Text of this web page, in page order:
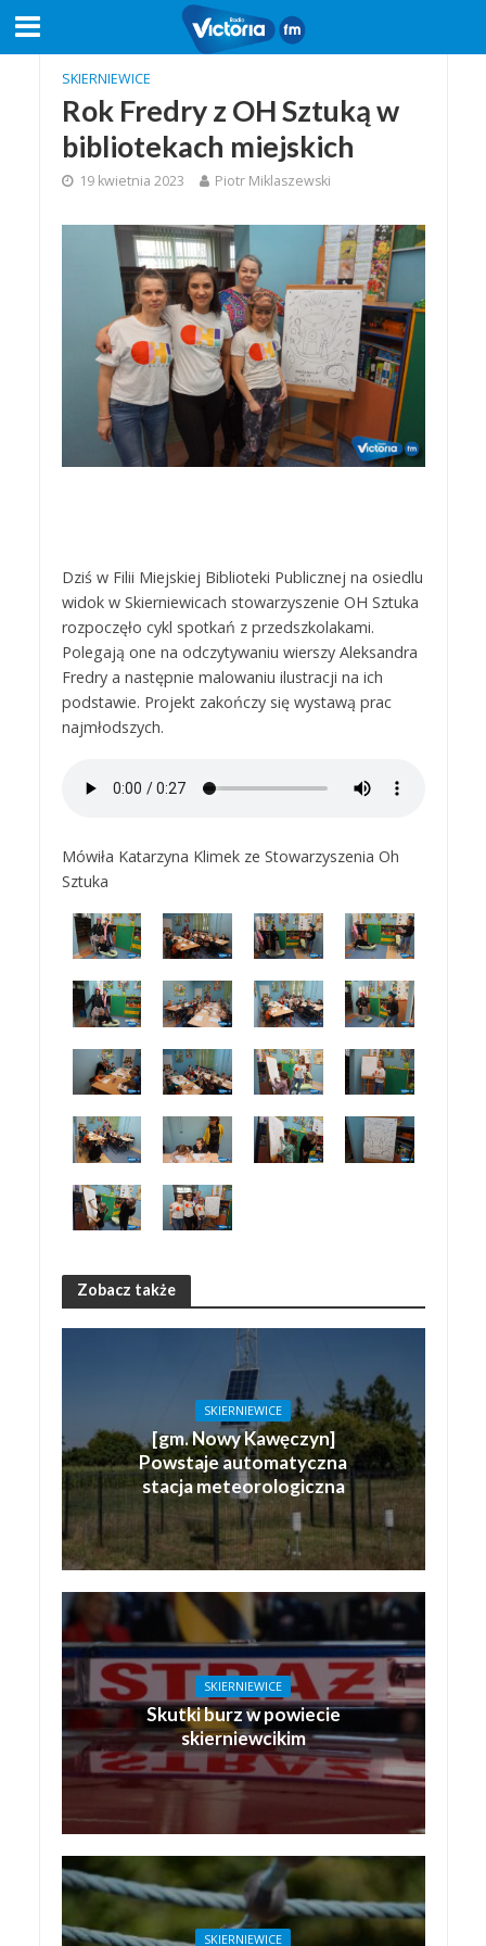
SKIERNIEWICE
Rok Fredry z OH Sztuką w
bibliotekach miejskich
19 kwietnia 2023 Piotr Miklaszewski
Dziś w Filii Miejskiej Biblioteki Publicznej na osiedlu
widok w Skierniewicach stowarzyszenie OH Sztuka
rozpoczęło cykl spotkań z przedszkolakami.
Polegają one na odczytywaniu wierszy Aleksandra
Fredry a następnie malowaniu ilustracji na ich
podstawie. Projekt zakończy się wystawą prac
najmłodszych.
Mówiła Katarzyna Klimek ze Stowarzyszenia Oh
Sztuka
Zobacz także
SKIERNIEWICE
[gm. Nowy Kawęczyn]
Powstaje automatyczna
stacja meteorologiczna
SKIERNIEWICE
Skutki burz w powiecie
skierniewcikim
SKIERNIEWICE